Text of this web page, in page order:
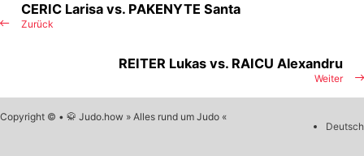
Zurück
CERIC Larisa vs. PAKENYTE Santa
Weiter
REITER Lukas vs. RAICU Alexandru
Copyright © • 🥋 Judo.how » Alles rund um Judo «
Deutsch